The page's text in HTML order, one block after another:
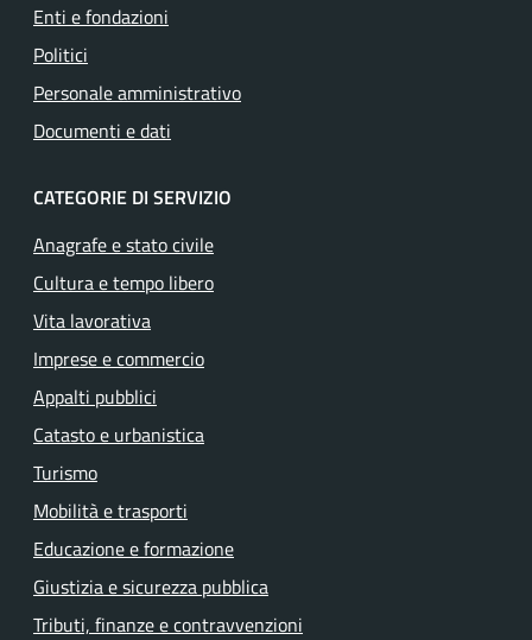
Enti e fondazioni
Politici
Personale amministrativo
Documenti e dati
CATEGORIE DI SERVIZIO
Anagrafe e stato civile
Cultura e tempo libero
Vita lavorativa
Imprese e commercio
Appalti pubblici
Catasto e urbanistica
Turismo
Mobilità e trasporti
Educazione e formazione
Giustizia e sicurezza pubblica
Tributi, finanze e contravvenzioni